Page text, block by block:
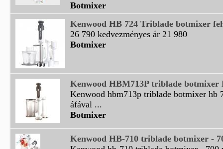
Botmixer
Kenwood HB 724 Triblade botmixer
26 790 kedvezményes ár 21 980
Botmixer
Kenwood HBM713P triblade botmixer
Kenwood hbm713p triblade botmixer hb
áfával ...
Botmixer
Kenwood HB-710 triblade botmixer -